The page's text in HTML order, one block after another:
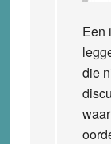
Een
die